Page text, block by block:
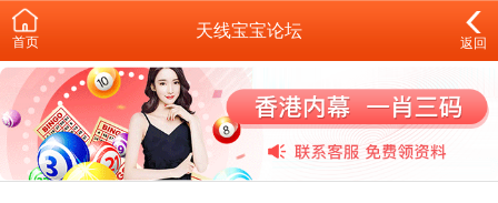
首页
天线宝宝论坛
返回